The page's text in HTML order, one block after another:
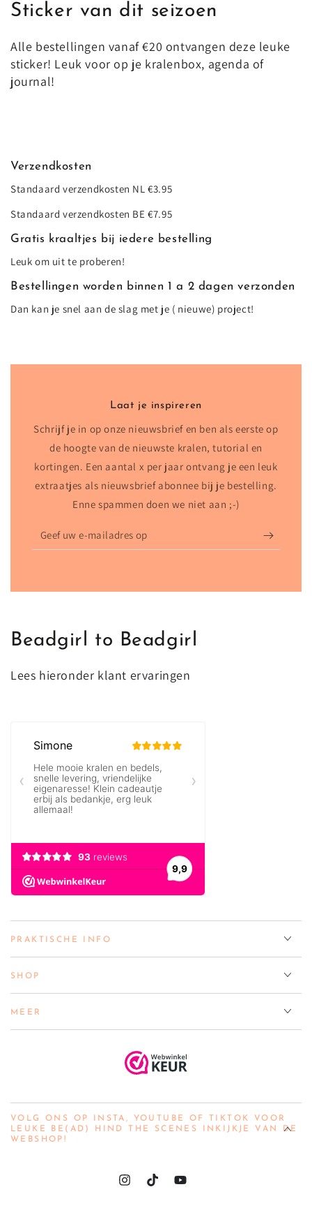
Sticker van dit seizoen
Alle bestellingen vanaf €20 ontvangen deze leuke
sticker! Leuk voor op je kralenbox, agenda of
journal!
Verzendkosten
Standaard verzendkosten NL €3.95
Standaard verzendkosten BE €7.95
Gratis kraaltjes bij iedere bestelling
Leuk om uit te proberen!
Bestellingen worden binnen 1 a 2 dagen verzonden
Dan kan je snel aan de slag met je ( nieuwe) project!
Laat je inspireren
Schrijf je in op onze nieuwsbrief en ben als eerste op
de hoogte van de nieuwste kralen, tutorial en
kortingen. Een aantal x per jaar ontvang je een leuk
extraatjes als nieuwsbrief abonnee bij je bestelling.
Enne spammen doen we niet aan ;-)
Geef
uw
Beadgirl to Beadgirl
Lees hieronder klant ervaringen
PRAKTISCHE INFO
SHOP
MEER
VOLG ONS OP INSTA, YOUTUBE OF TIKTOK VOOR
LEUKE BE(AD) HIND THE SCENES INKIJKJE VAN DE
WEBSHOP!
Instagram Youtube